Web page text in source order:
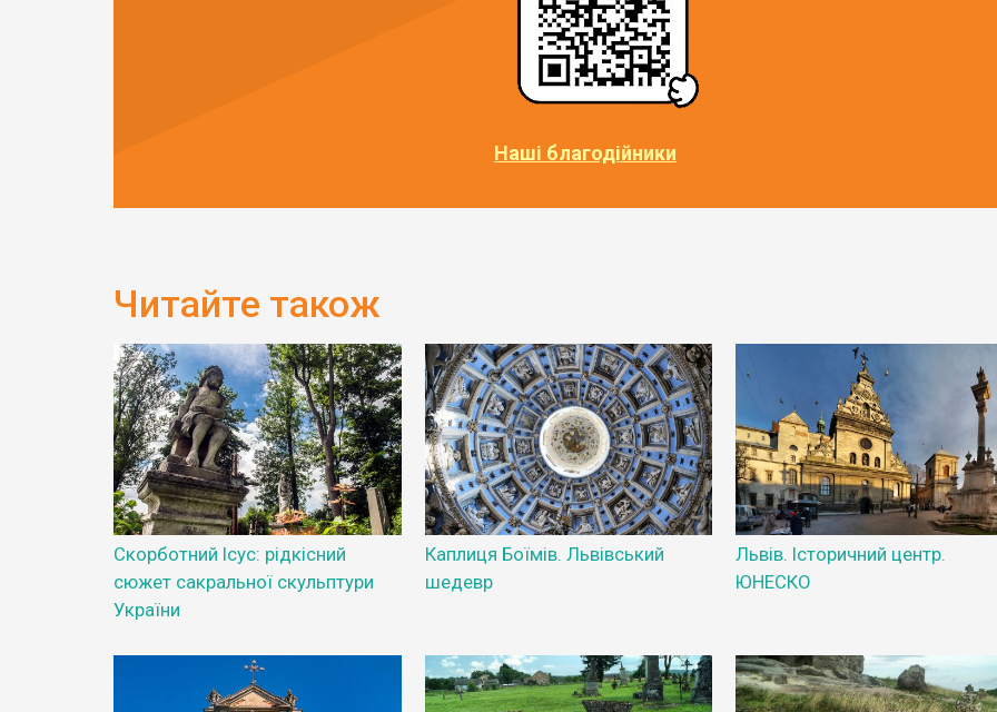
Наші благодійники
Читайте також
Скорботний Ісус: рідкісний
сюжет сакральної скульптури
України
Каплиця Боїмів. Львівський
шедевр
Львів. Історичний центр.
ЮНЕСКО